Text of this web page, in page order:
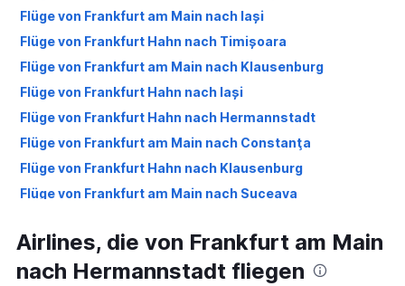
Flüge von Frankfurt am Main nach Iași
Flüge von Frankfurt Hahn nach Timișoara
Flüge von Frankfurt am Main nach Klausenburg
Flüge von Frankfurt Hahn nach Iași
Flüge von Frankfurt Hahn nach Hermannstadt
Flüge von Frankfurt am Main nach Constanţa
Flüge von Frankfurt Hahn nach Klausenburg
Flüge von Frankfurt am Main nach Suceava
Flüge von Frankfurt am Main nach Craiova
Flüge von Frankfurt am Main nach Bacău
Airlines, die von Frankfurt am Main
nach Hermannstadt fliegen